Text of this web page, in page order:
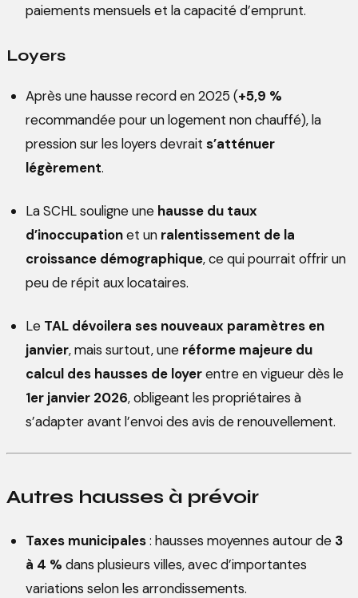
paiements mensuels et la capacité d’emprunt.
Loyers
Après une hausse record en 2025 (+5,9 %
recommandée pour un logement non chauffé), la
pression sur les loyers devrait s’atténuer
légèrement.
La SCHL souligne une hausse du taux
d’inoccupationet un ralentissement de la
croissance démographique, ce qui pourrait offrir un
peu de répit aux locataires.
Le TAL dévoilera ses nouveaux paramètres en
janvier, mais surtout, une réforme majeure du
calcul des hausses de loyerentre en vigueur dès le
1er janvier 2026, obligeant les propriétaires à
s’adapter avant l’envoi des avis de renouvellement.
Autres hausses à prévoir
Taxes municipales: hausses moyennes autour de 3
à 4 % dans plusieurs villes, avec d’importantes
variations selon les arrondissements.